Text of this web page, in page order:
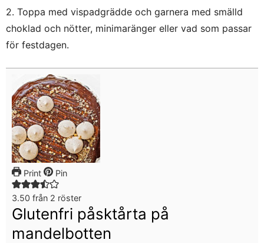
2. Toppa med vispadgrädde och garnera med smälld
choklad och nötter, minimaränger eller vad som passar
för festdagen.
Print Pin
3.50 från 2 röster
Glutenfri påsktårta på
mandelbotten